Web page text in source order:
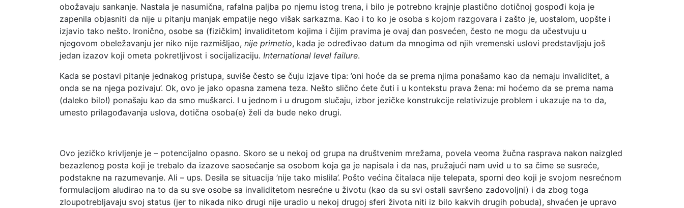
obožavaju sankanje. Nastala je nasumična, rafalna paljba po njemu istog trena, i bilo je potrebno krajnje plastično dotičnoj gospođi koja je
zapenila objasniti da nije u pitanju manjak empatije nego višak sarkazma. Kao i to ko je osoba s kojom razgovara i zašto je, uostalom, uopšte i
izjavio tako nešto. Ironično, osobe sa (fizičkim) invaliditetom kojima i čijim pravima je ovaj dan posvećen, često ne mogu da učestvuju u
njegovom obeležavanju jer niko nije razmišljao, nije primetio, kada je određivao datum da mnogima od njih vremenski uslovi predstavljaju još
jedan izazov koji ometa pokretljivost i socijalizaciju. International level failure.
Kada se postavi pitanje jednakog pristupa, suviše često se čuju izjave tipa: ’oni hoće da se prema njima ponašamo kao da nemaju invaliditet, a
onda se na njega pozivaju’. Ok, ovo je jako opasna zamena teza. Nešto slično ćete čuti i u kontekstu prava žena: mi hoćemo da se prema nama
(daleko bilo!) ponašaju kao da smo muškarci. I u jednom i u drugom slučaju, izbor jezičke konstrukcije relativizuje problem i ukazuje na to da,
umesto prilagođavanja uslova, dotična osoba(e) želi da bude neko drugi.
Ovo jezičko krivljenje je – potencijalno opasno. Skoro se u nekoj od grupa na društvenim mrežama, povela veoma žučna rasprava nakon naizgled
bezazlenog posta koji je trebalo da izazove saosećanje sa osobom koja ga je napisala i da nas, pružajući nam uvid u to sa čime se susreće,
podstakne na razumevanje. Ali – ups. Desila se situacija ’nije tako mislila’. Pošto većina čitalaca nije telepata, sporni deo koji je svojom nesrećnom
formulacijom aludirao na to da su sve osobe sa invaliditetom nesrećne u životu (kao da su svi ostali savršeno zadovoljni) i da zbog toga
zloupotrebljavaju svoj status (jer to nikada niko drugi nije uradio u nekoj drugoj sferi života niti iz bilo kakvih drugih pobuda), shvaćen je upravo